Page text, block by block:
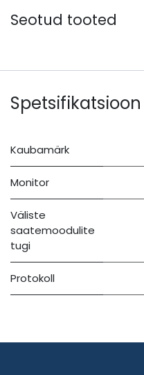
Seotud tooted
Spetsifikatsioon
Kaubamärk
Monitor
Väliste
saatemoodulite
tugi
Protokoll